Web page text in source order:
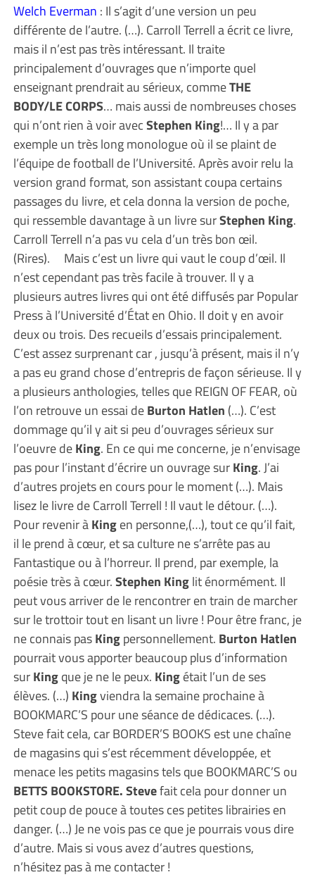
Welch Everman : Il s’agit d’une version un peu
différente de l’autre. (…). Carroll Terrell a écrit ce livre,
mais il n’est pas très intéressant. Il traite
principalement d’ouvrages que n’importe quel
enseignant prendrait au sérieux, commeTHE
BODY/LE CORPS… mais aussi de nombreuses choses
qui n’ont rien à voir avecStephen King!… Il y a par
exemple un très long monologue où il se plaint de
l’équipe de football de l’Université. Après avoir relu la
version grand format, son assistant coupa certains
passages du livre, et cela donna la version de poche,
qui ressemble davantage à un livre surStephen King.
Carroll Terrell n’a pas vu cela d’un très bon œil.
(Rires). Mais c’est un livre qui vaut le coup d’œil. Il
n’est cependant pas très facile à trouver. Il y a
plusieurs autres livres qui ont été diffusés par Popular
Press à l’Université d’État en Ohio. Il doit y en avoir
deux ou trois. Des recueils d’essais principalement.
C’est assez surprenant car , jusqu’à présent, mais il n’y
a pas eu grand chose d’entrepris de façon sérieuse. Il y
a plusieurs anthologies, telles que REIGN OF FEAR, où
l’on retrouve un essai deBurton Hatlen (…). C’est
dommage qu’il y ait si peu d’ouvrages sérieux sur
l’oeuvre deKing. En ce qui me concerne, je n’envisage
pas pour l’instant d’écrire un ouvrage surKing. J’ai
d’autres projets en cours pour le moment (…). Mais
lisez le livre de Carroll Terrell ! Il vaut le détour. (…).
Pour revenir àKingen personne,(…), tout ce qu’il fait,
il le prend à cœur, et sa culture ne s’arrête pas au
Fantastique ou à l’horreur. Il prend, par exemple, la
poésie très à cœur.Stephen Kinglit énormément. Il
peut vous arriver de le rencontrer en train de marcher
sur le trottoir tout en lisant un livre ! Pour être franc, je
ne connais pasKingpersonnellement. Burton Hatlen
pourrait vous apporter beaucoup plus d’information
surKingque je ne le peux. Kingétait l’un de ses
élèves. (…) Kingviendra la semaine prochaine à
BOOKMARC’S pour une séance de dédicaces. (…).
Steve fait cela, car BORDER’S BOOKS est une chaîne
de magasins qui s’est récemment développée, et
menace les petits magasins tels que BOOKMARC’S ou
BETTS BOOKSTORE.Stevefait cela pour donner un
petit coup de pouce à toutes ces petites librairies en
danger. (…) Je ne vois pas ce que je pourrais vous dire
d’autre. Mais si vous avez d’autres questions,
n’hésitez pas à me contacter !